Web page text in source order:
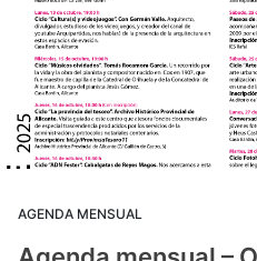
AGENDA MENSUAL